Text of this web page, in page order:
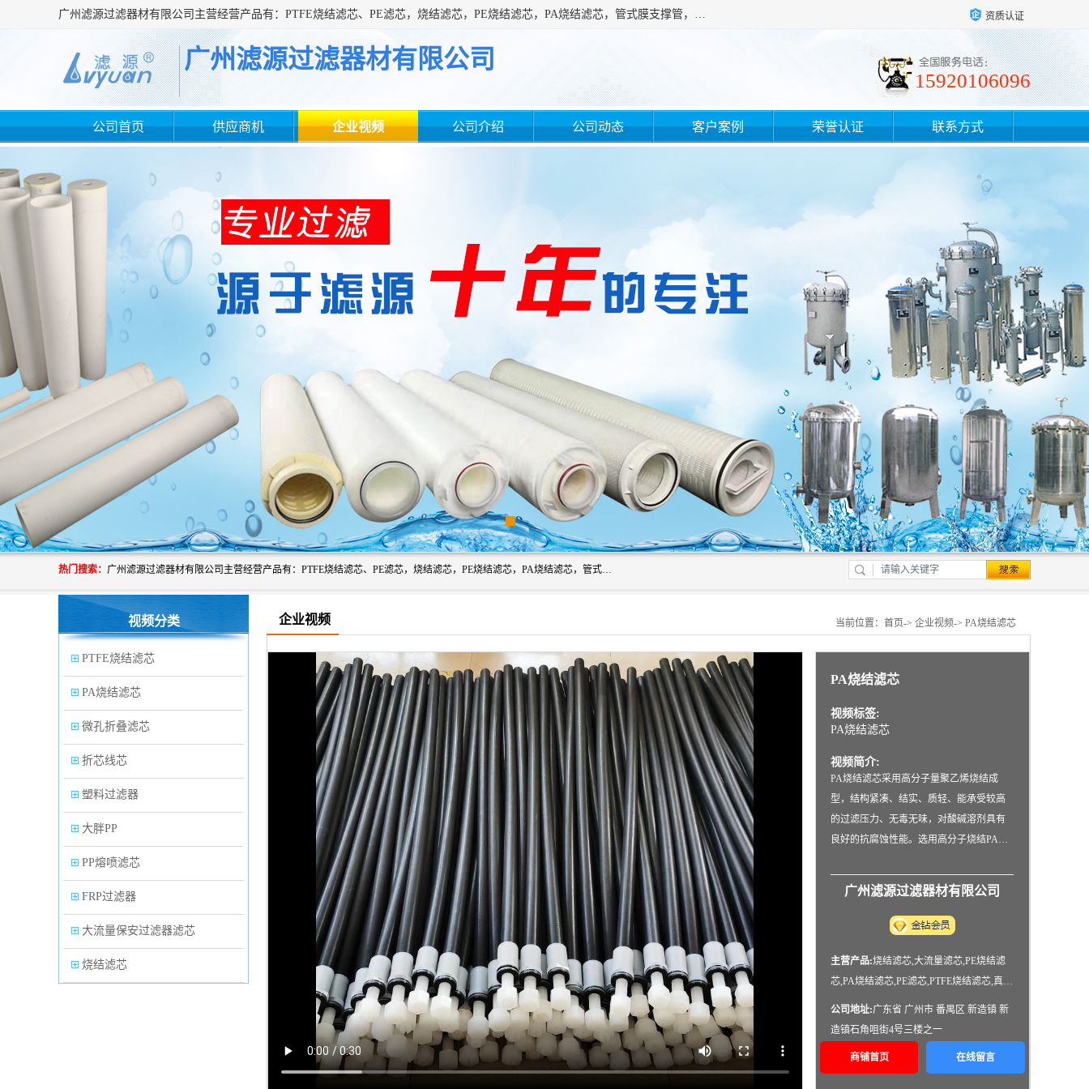
广州滤源过滤器材有限公司主营经营产品有：PTFE烧结滤芯、PE滤芯，烧结滤芯，PE烧结滤芯，PA烧结滤芯，管式膜支撑管，真空上料机滤芯，粉末烧结滤芯，止溢滤芯，吸头滤芯，湿化瓶滤芯、不锈钢烧结滤芯等。公司现拥有一批精干的管理人员和一支高素质的技术队伍，舒适优雅的办公环境和拥有全新现代化标准厂房。 资质认证
广州滤源过滤器材有限公司
15920106096
公司首页 供应商机 企业视频 公司介绍 公司动态 客户案例 荣誉认证 联系方式
热门搜索： 广州滤源过滤器材有限公司主营经营产品有：PTFE烧结滤芯、PE滤芯，烧结滤芯，PE烧结滤芯，PA烧结滤芯，管式膜支撑管，真空上料机滤芯，粉末烧结滤芯，止溢滤芯，吸头滤芯，湿化瓶滤芯、不锈钢烧结滤芯等。公司现拥有一批精干的管理人员和一支高素质的技术队伍，舒适优雅的办公环境和拥有全新现代化标准厂房。
视频分类
PTFE烧结滤芯
PA烧结滤芯
微孔折叠滤芯
折芯线芯
塑料过滤器
大胖PP
PP熔喷滤芯
FRP过滤器
大流量保安过滤器滤芯
烧结滤芯
企业视频 当前位置： 首页-> 企业视频-> PA烧结滤芯
PA烧结滤芯
视频标签:
PA烧结滤芯
视频简介:
PA烧结滤芯采用高分子量聚乙烯烧结成
型，结构紧凑、结实、质轻、能承受较高
的过滤压力、无毒无味，对酸碱溶剂具有
良好的抗腐蚀性能。选用高分子烧结PA滤
别适合于大型水处理、及化工生产、制
药、食品等行业的液体过滤。
广州滤源过滤器材有限公司
主营产品:烧结滤芯,大流量滤芯,PE烧结滤
芯,PA烧结滤芯,PE滤芯,PTFE烧结滤芯,真空
上料机滤芯,管式膜支撑管,止溢滤芯
公司地址:广东省 广州市 番禺区 新造镇 新
造镇石角咀街4号三楼之一
商铺首页 在线留言